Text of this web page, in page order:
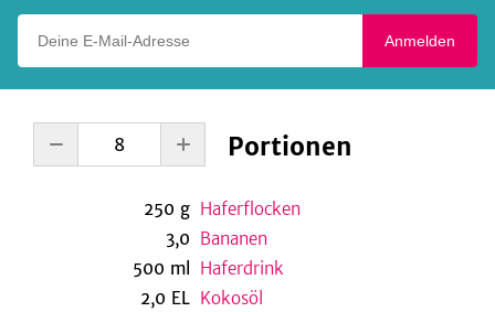
Anmelden
Portionen
250 g Haferflocken
3,0 Bananen
500 ml
Haferdrink
2,0 EL Kokosöl